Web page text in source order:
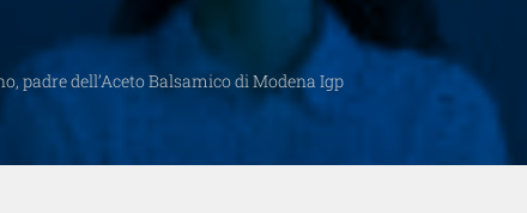
padre dell’Aceto Balsamico di Modena Igp